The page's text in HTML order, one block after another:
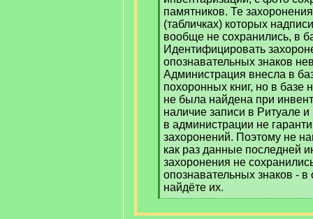
памятников. Те
(табличках) которых
вообще не сохранились, в
Идентифицировать
опознавательных знаков
Администрация внесла в
похоронных книг, но в базе
не была найдена при
наличие записи в Ритуале
в администрации не
захоронений. Поэтому не
как раз данные последней
захоронения не
опознавательных знаков - в
найдёте их.
[
/